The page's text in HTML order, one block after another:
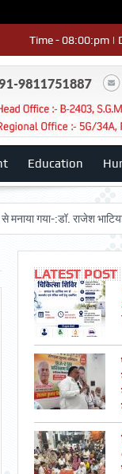
Time - 08:00:pm |
Education
:डॉ. राजेश भाटिया
LATEST POST